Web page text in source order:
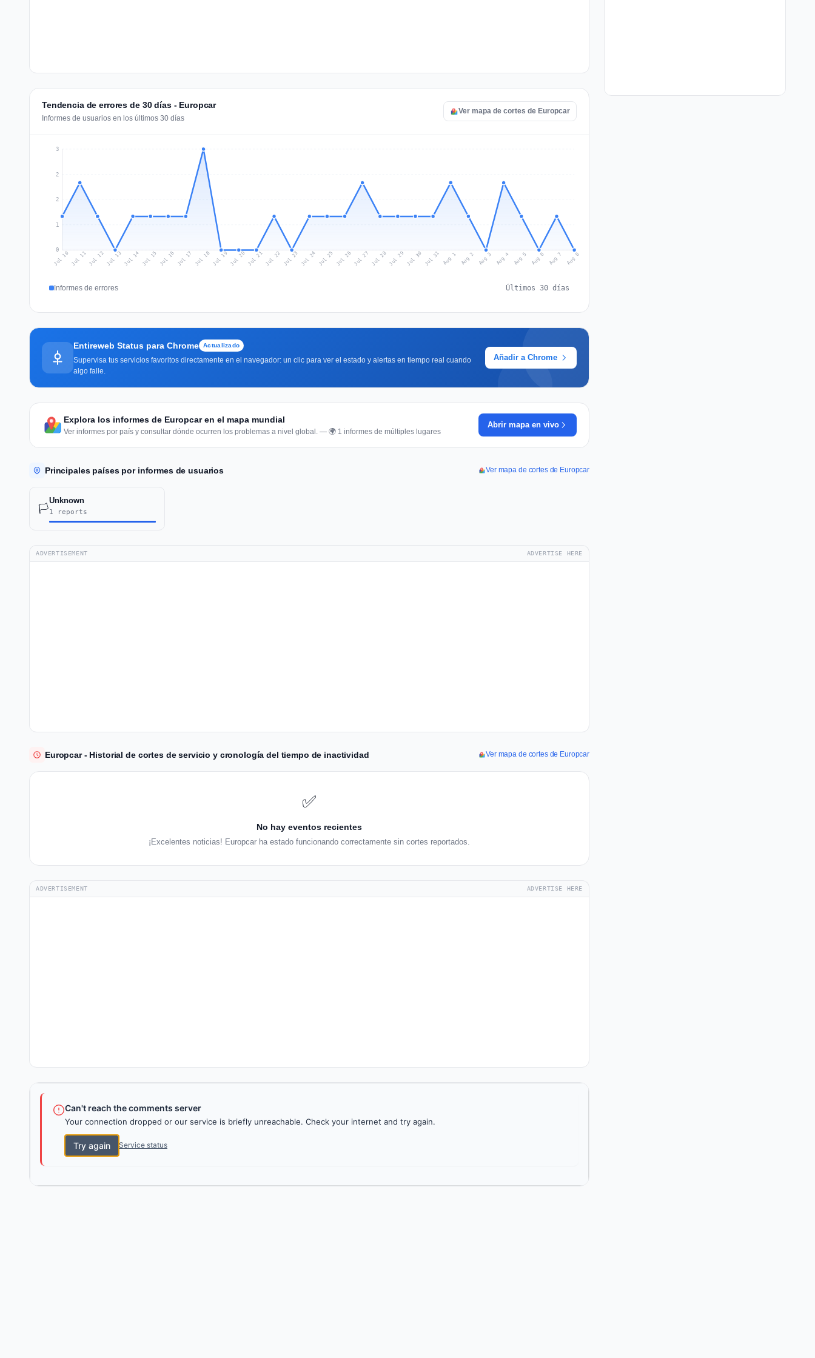
Tendencia de errores de 30 días - Europcar
Informes de usuarios en los últimos 30 días
Ver mapa de cortes de Europcar
0
1
2
2
3
Jul 10 Jul 11Jul 12Jul 13 Jul 14 Jul 15 Jul 16 Jul 17 Jul 18Jul 19 Jul 20 Jul 21Jul 22 Jul 23 Jul 24 Jul 25 Jul 26Jul 27 Jul 28Jul 29 Jul 30 Jul 31 Aug 1 Aug 2 Aug 3 Aug 4 Aug 5 Aug 6 Aug 7 Aug 8
Informes de errores Últimos 30 días
Entireweb Status para Chrome Actualizado
Supervisa tus servicios favoritos directamente en el navegador: un clic para ver el estado y alertas en tiempo real cuando
algo falle.
Añadir a Chrome
Explora los informes de Europcar en el mapa mundial
Ver informes por país y consultar dónde ocurren los problemas a nivel global. — 🌍 1 informes de múltiples lugares
Abrir mapa en vivo
Principales países por informes de usuarios Ver mapa de cortes de Europcar
🏳️
Unknown
1 reports
ADVERTISEMENT ADVERTISE HERE
Europcar - Historial de cortes de servicio y cronología del tiempo de inactividad Ver mapa de cortes de Europcar
✅
No hay eventos recientes
¡Excelentes noticias! Europcar ha estado funcionando correctamente sin cortes reportados.
ADVERTISEMENT ADVERTISE HERE
Can't reach the comments server
Your connection dropped or our service is briefly unreachable. Check your internet and try again.
Try again Service status